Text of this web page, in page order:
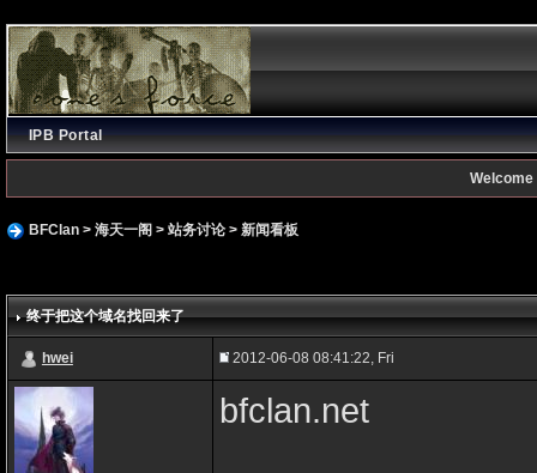
IPB Portal
Welcome
BFClan> 海天一阁 > 站务讨论> 新闻看板
终于把这个域名找回来了
hwei 2012-06-08 08:41:22, Fri
bfclan.net